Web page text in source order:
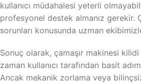
kullanıcı müdahalesi yeterli
profesyonel destek almanız gerekir.
sorunları konusunda uzman
Sonuç olarak, çamaşır makinesi
zaman kullanıcı tarafından basit
Ancak mekanik zorlama veya